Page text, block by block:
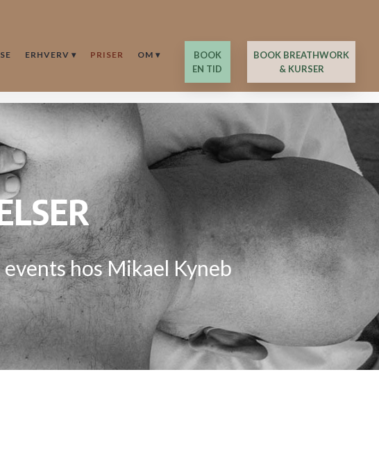
ERHVERV ▾ PRISER OM ▾
​BOOK
EN TID
BOOK BREATHWORK
& KURSER
hos Mikael Kyneb